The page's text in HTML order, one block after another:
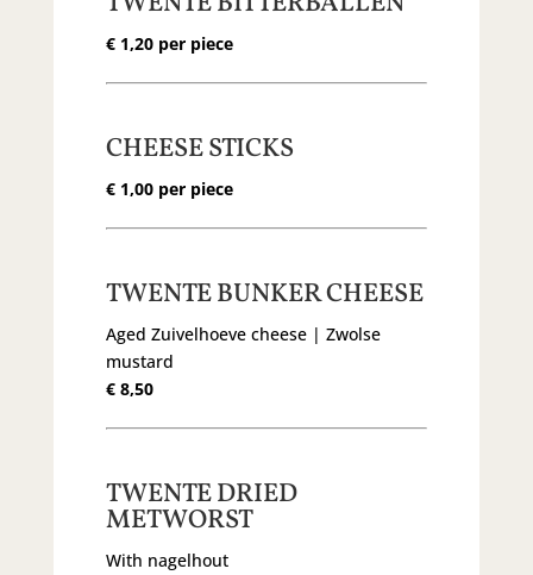
€ 1,20 per piece
CHEESE STICKS
€ 1,00 per piece
TWENTE BUNKER CHEESE
Aged Zuivelhoeve cheese | Zwolse
mustard
€ 8,50
TWENTE DRIED
METWORST
With nagelhout